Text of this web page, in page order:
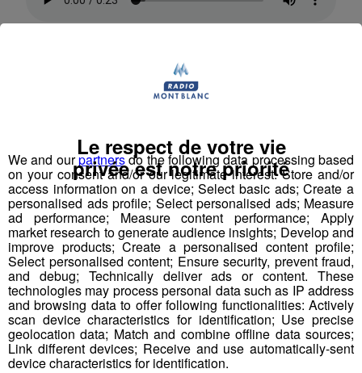
Les enseignants grévistes qui ne comptent pas s’arrêter
là comme l’expliqueSylvie Brianceau, elle est
Une mobilisation qui prévue jusqu’à ce que la
Dotation Horaire Globale de l’établissement soit
recalculée.
Partager sur Facebook
We and ourpartnersdo the following data processing based
on your consent and/or our legitimate interest: Store and/or
access information on a device; Select basic ads; Create a
personalised ads profile; Select personalised ads; Measure
ad performance; Measure content performance; Apply
market research to generate audience insights; Develop and
improve products; Create a personalised content profile;
Select personalised content; Ensure security, prevent fraud,
and debug; Technically deliver ads or content. These
technologies may process personal data such as IP address
and browsing data to offer following functionalities: Actively
scan device characteristics for identification; Use precise
geolocation data; Match and combine offline data sources;
Link different devices; Receive and use automatically-sent
device characteristics for identification.
Le respect de votre vie
privée est notre priorité